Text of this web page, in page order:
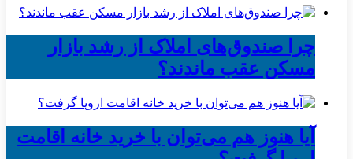
چرا صندوق‌های املاک از رشد بازار
مسکن عقب ماندند؟
آیا هنوز هم می‌توان با خرید خانه اقامت